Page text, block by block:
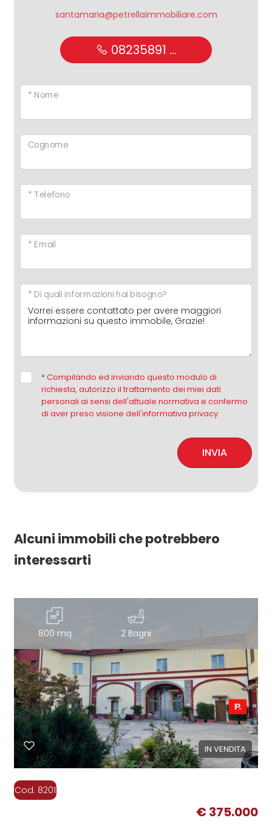
santamaria@petrellaimmobiliare.com
08235891 ...
* Nome
Cognome
* Telefono
* Email
* Di quali informazioni hai bisogno?
*Compilando ed inviando questo modulo di
richiesta, autorizzo il trattamento dei miei dati
personali ai sensi dell'attuale normativa e confermo
di aver preso visione dell'informativa privacy.
INVIA
Alcuni immobili che potrebbero
interessarti
800 mq 2 Bagni
IN VENDITA
Cod. 8201
€ 375.000